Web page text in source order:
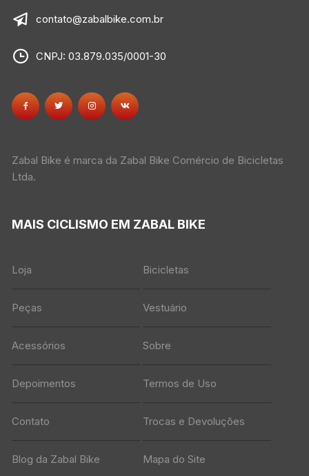
contato@zabalbike.com.br
CNPJ: 03.879.035/0001-30
Zabal Bike é marca da Zabal Bike Comércio de Bicicletas
Ltda.
MAIS CICLISMO EM ZABAL BIKE
Loja Bicicletas
Peças Vestuário
Acessórios Sobre
Depoimentos Termos de Uso
Contato Trocas e Devoluções
Blog da Zabal Bike Mapa do Site